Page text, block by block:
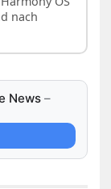
nach
News –